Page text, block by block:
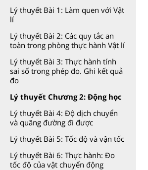
Lý thuyết Bài 1: Làm quen với Vật
lí
Lý thuyết Bài 2: Các quy tắc an
toàn trong phòng thực hành Vật lí
Lý thuyết Bài 3: Thực hành tính
sai số trong phép đo. Ghi kết quả
đo
Lý thuyết Chương 2: Động học
Lý thuyết Bài 4: Độ dịch chuyển
và quãng đường đi được
Lý thuyết Bài 5: Tốc độ và vận tốc
Lý thuyết Bài 6: Thực hành: Đo
tốc độ của vật chuyển động